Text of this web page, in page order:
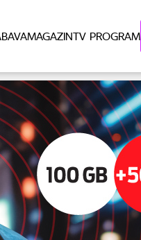
MAGAZINTV PROGRAM